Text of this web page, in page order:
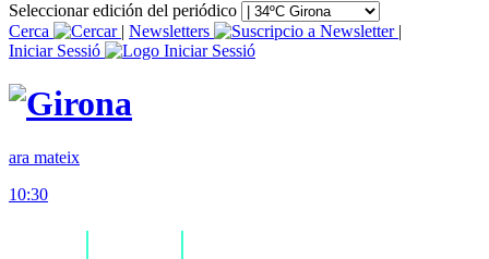
Seleccionar edición del periódico
Cerca
| Newsletters
|
Iniciar Sessió
ara mateix
10:30